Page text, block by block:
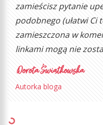
zamieścisz pytanie
podobnego (ułatwi Ci
zamieszczona w
linkami mogą nie
Autorka bloga